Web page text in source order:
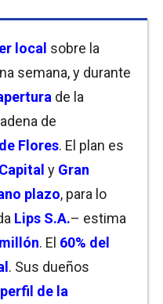
local sobre la
semana, y durante
de la
de
Flores. El plan es
y Gran
plazo, para lo
Lips S.A.– estima
. El 60% del
. Sus dueños
de la